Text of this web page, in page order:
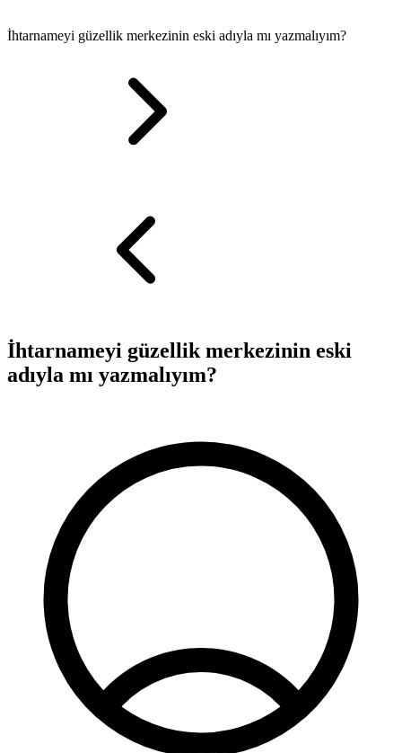
İhtarnameyi güzellik merkezinin eski adıyla mı yazmalıyım?
İhtarnameyi güzellik merkezinin eski
adıyla mı yazmalıyım?